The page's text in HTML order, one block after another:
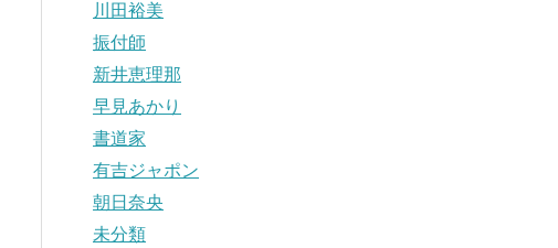
川田裕美
振付師
新井恵理那
早見あかり
書道家
有吉ジャポン
朝日奈央
未分類